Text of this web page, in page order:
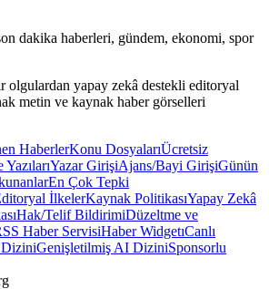
dakika haberleri, gündem, ekonomi, spor
olgulardan yapay zekâ destekli editoryal
metin ve kaynak haber görselleri
HaberlerKonu DosyalarıÜcretsiz
YazılarıYazar GirişiAjans/Bayi GirişiGünün
En Çok Tepki
İlkelerKaynak PolitikasıYapay Zekâ
Hak/Telif BildirimiDüzeltme ve
Haber ServisiHaber WidgetıCanlı
Genişletilmiş AI DiziniSponsorlu